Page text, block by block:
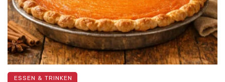
ESSEN & TRINKEN